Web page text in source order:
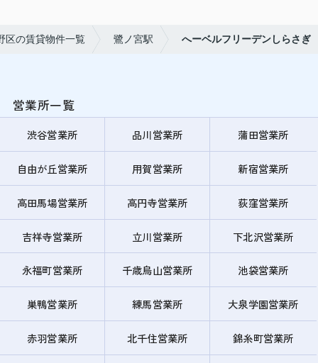
区の賃貸物件一覧 鷺ノ宮駅 へーベルフリーデンしらさぎ
営業所一覧
渋谷営業所 品川営業所 蒲田営業所
自由が丘営業所 用賀営業所 新宿営業所
高田馬場営業所 高円寺営業所 荻窪営業所
吉祥寺営業所 立川営業所 下北沢営業所
永福町営業所 千歳烏山営業所 池袋営業所
巣鴨営業所 練馬営業所 大泉学園営業所
赤羽営業所 北千住営業所 錦糸町営業所